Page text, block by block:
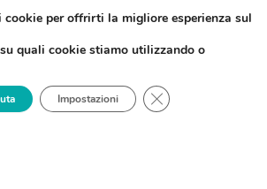
Registrati
Contatti
+39 389 8986018
P. IVA IT02697130397
per offrirti la migliore esperienza sul
quali cookie stiamo utilizzando o
Impostazioni Close GDPR